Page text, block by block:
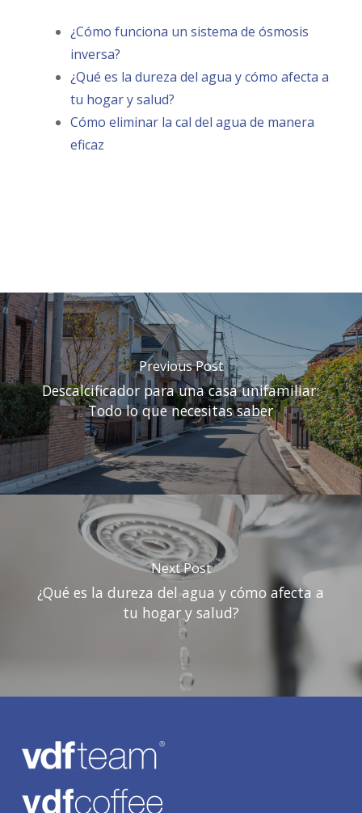
¿Cómo funciona un sistema de ósmosis
inversa?
¿Qué es la dureza del agua y cómo afecta a
tu hogar y salud?
Cómo eliminar la cal del agua de manera
eficaz
Previous Post
Descalcificador para una casa unifamiliar:
Todo lo que necesitas saber
Next Post
¿Qué es la dureza del agua y cómo afecta a
tu hogar y salud?